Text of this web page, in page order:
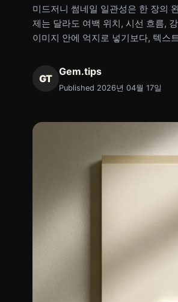
미드저니 썸네일 일관성은 한 장의
제는 달라도 여백 위치, 시선 흐름,
이미지 안에 억지로 넣기보다, 텍스
GT
Gem.tips
Published 2026년 04월 17일